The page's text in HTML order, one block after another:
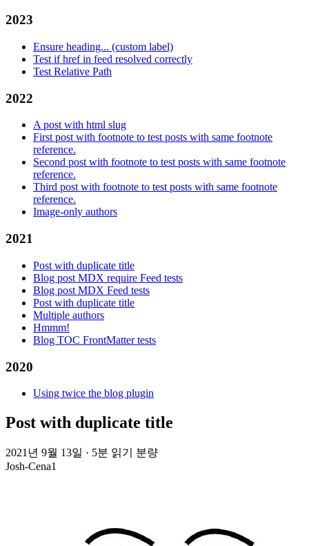
2023
Ensure heading... (custom label)
Test if href in feed resolved correctly
Test Relative Path
2022
A post with html slug
First post with footnote to test posts with same footnote
reference.
Second post with footnote to test posts with same footnote
reference.
Third post with footnote to test posts with same footnote
reference.
Image-only authors
2021
Post with duplicate title
Blog post MDX require Feed tests
Blog post MDX Feed tests
Post with duplicate title
Multiple authors
Hmmm!
Blog TOC FrontMatter tests
2020
Using twice the blog plugin
Post with duplicate title
2021년 9월 13일 · 5분 읽기 분량
Josh-Cena1